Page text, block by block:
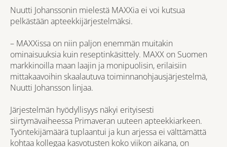
Nuutti Johanssonin mielestä MAXXia ei voi kutsua
pelkästään apteekkijärjestelmäksi.
– MAXXissa on niin paljon enemmän muitakin
ominaisuuksia kuin reseptinkäsittely. MAXX on Suomen
markkinoilla maan laajin ja monipuolisin, erilaisiin
mittakaavoihin skaalautuva toiminnanohjausjärjestelmä,
Nuutti Johansson linjaa.
Järjestelmän hyödyllisyys näkyi erityisesti
siirtymävaiheessa Primaveran uuteen apteekkiarkeen.
Työntekijämäärä tuplaantui ja kun arjessa ei välttämättä
kohtaa kollegaa kasvotusten koko viikon aikana, on